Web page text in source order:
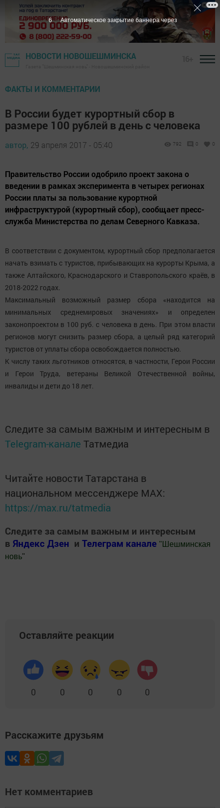
НОВОСТИ НОВОШЕШМИНСКА
ФАКТЫ И КОММЕНТАРИИ
В России будет курортный сбор в
размере 100 рублей в день с человека
автор, 29 апреля 2017 - 05:40 792 0 0
Правительство России одобрило проект закона о
введении в рамках эксперимента в четырех регионах
России платы за пользование курортной
инфраструктурой (курортный сбор), сообщает пресс-
служба Министерства по делам Северного Кавказа.
В соответствии с документом, курортный сбор предполагается
начать взимать с туристов, прибывающих на курорты Крыма, а
также Алтайского, Краснодарского и Ставропольского краёв, в
2018-2022 годах.
Максимальный возможный размер сбора «находится на
минимальных среднемировых значениях» и определен
законопроектом в 100 руб. с человека в день. При этом власти
регионов могут снизить размер сбора, а целый ряд категорий
туристов от уплаты сбора освобождается полностью.
К числу таких льготников относятся, в частности, Герои России
и Герои Труда, ветераны Великой Отечественной войны,
инвалиды и дети до 18 лет.
Следите за самым важным и интересным в
Telegram-канале Татмедиа
Читайте новости Татарстана в
национальном мессенджере MАХ:
https://max.ru/tatmedia
Следите за самым важным и интересным
в Яндекс Дзен и Телеграм канале " Шешминская
новь"
Оставляйте реакции
0 0 0 0 0
Расскажите друзьям
Нет комментариев
5 Автоматическое закрытие баннера через